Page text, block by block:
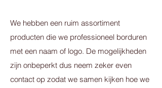
We hebben een ruim assortiment
producten die we professioneel borduren
met een naam of logo. De mogelijkheden
zijn onbeperkt dus neem zeker even
contact op zodat we samen kijken hoe we